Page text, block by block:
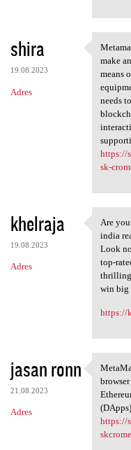
shira
19.08.2023
Adres
make
means
needs
https://
sk-
khelraja
19.08.2023
Adres
Are
Are
india
Look
top-
thrilling
win big
https://
jasan ronn
21.08.2023
Adres
https://